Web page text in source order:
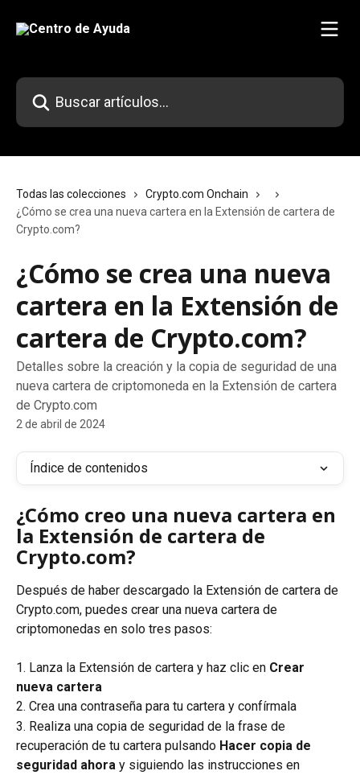
Buscar artículos...
Todas las colecciones
Crypto.com Onchain
¿Cómo se crea una nueva cartera en la Extensión de cartera de
Crypto.com?
¿Cómo se crea una nueva
cartera en la Extensión de
cartera de Crypto.com?
Detalles sobre la creación y la copia de seguridad de una
nueva cartera de criptomoneda en la Extensión de cartera
de Crypto.com
2 de abril de 2024
Índice de contenidos
¿Cómo creo una nueva cartera en
la Extensión de cartera de
Crypto.com?
Después de haber descargado la Extensión de cartera de
Crypto.com, puedes crear una nueva cartera de
criptomonedas en solo tres pasos:
1. Lanza la Extensión de cartera y haz clic en Crear
nueva cartera
2. Crea una contraseña para tu cartera y confírmala
3. Realiza una copia de seguridad de la frase de
recuperación de tu cartera pulsando Hacer copia de
seguridad ahora y siguiendo las instrucciones en